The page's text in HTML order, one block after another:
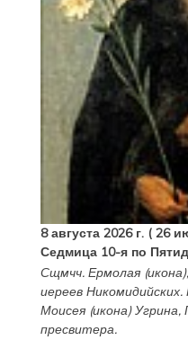
8 августа 2026 г. ( 26
Седмица 10-я по
Сщмчч. Ермолая(икона),
иереев
Моисея(икона) Угрина,
пресвитера.